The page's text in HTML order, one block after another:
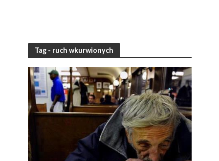
Tag - ruch wkurwionych